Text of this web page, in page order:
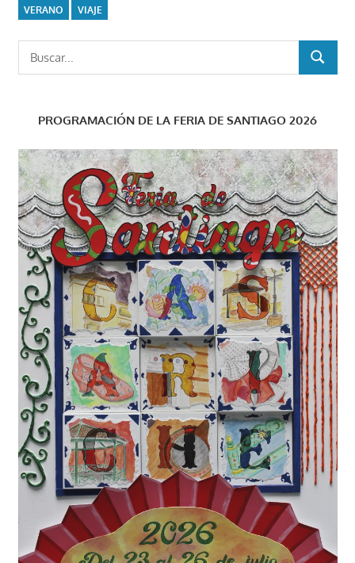
VERANO VIAJE
BUSCAR
PROGRAMACIÓN DE LA FERIA DE SANTIAGO 2026